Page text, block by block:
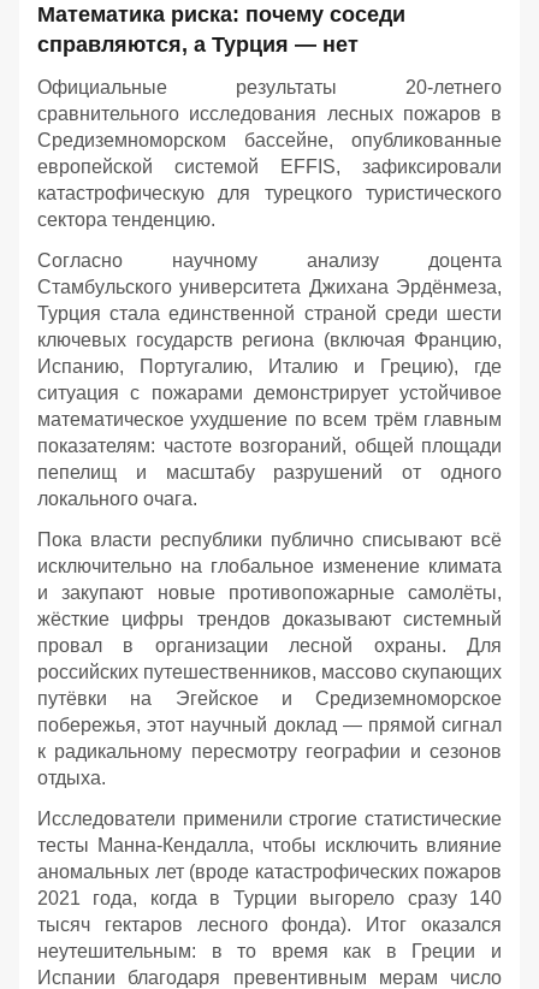
Математика риска: почему соседи
справляются, а Турция — нет
Официальные результаты 20-летнего
сравнительного исследования лесных пожаров в
Средиземноморском бассейне, опубликованные
европейской системой EFFIS, зафиксировали
катастрофическую для турецкого туристического
сектора тенденцию.
Согласно научному анализу доцента
Стамбульского университета Джихана Эрдёнмеза,
Турция стала единственной страной среди шести
ключевых государств региона (включая Францию,
Испанию, Португалию, Италию и Грецию), где
ситуация с пожарами демонстрирует устойчивое
математическое ухудшение по всем трём главным
показателям: частоте возгораний, общей площади
пепелищ и масштабу разрушений от одного
локального очага.
Пока власти республики публично списывают всё
исключительно на глобальное изменение климата
и закупают новые противопожарные самолёты,
жёсткие цифры трендов доказывают системный
провал в организации лесной охраны. Для
российских путешественников, массово скупающих
путёвки на Эгейское и Средиземноморское
побережья, этот научный доклад — прямой сигнал
к радикальному пересмотру географии и сезонов
отдыха.
Исследователи применили строгие статистические
тесты Манна-Кендалла, чтобы исключить влияние
аномальных лет (вроде катастрофических пожаров
2021 года, когда в Турции выгорело сразу 140
тысяч гектаров лесного фонда). Итог оказался
неутешительным: в то время как в Греции и
Испании благодаря превентивным мерам число